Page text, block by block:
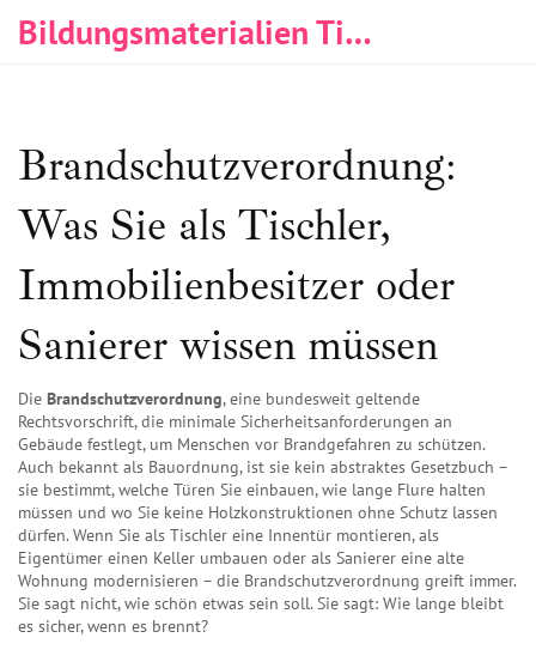
Bildungsmaterialien Tischlerei & Immobilien
Brandschutzverordnung:
Was Sie als Tischler,
Immobilienbesitzer oder
Sanierer wissen müssen
Die Brandschutzverordnung,eine bundesweit geltende
Rechtsvorschrift, die minimale Sicherheitsanforderungen an
Gebäude festlegt, um Menschen vor Brandgefahren zu schützen.
Auch bekannt als Bauordnung, ist sie kein abstraktes Gesetzbuch –
sie bestimmt, welche Türen Sie einbauen, wie lange Flure halten
müssen und wo Sie keine Holzkonstruktionen ohne Schutz lassen
dürfen. Wenn Sie als Tischler eine Innentür montieren, als
Eigentümer einen Keller umbauen oder als Sanierer eine alte
Wohnung modernisieren – die Brandschutzverordnung greift immer.
Sie sagt nicht, wie schön etwas sein soll. Sie sagt: Wie lange bleibt
es sicher, wenn es brennt?